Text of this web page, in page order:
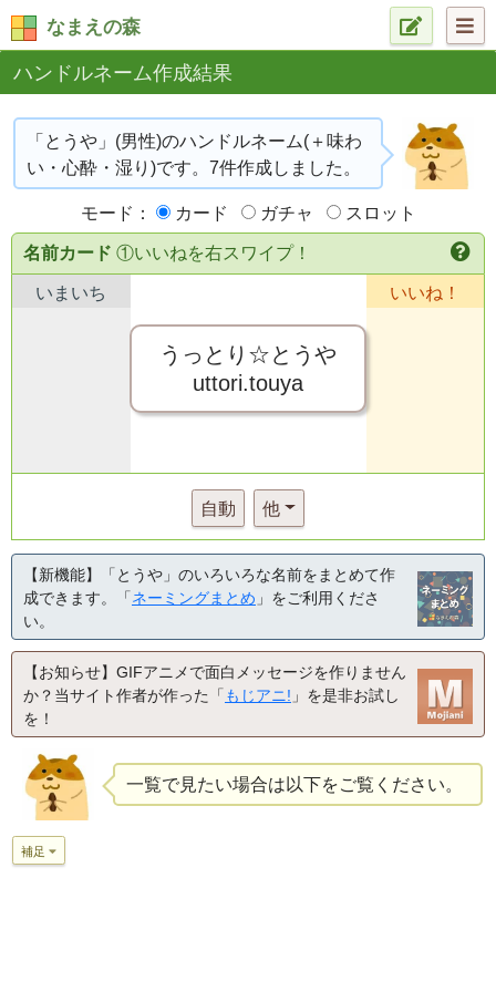
なまえの森
ハンドルネーム作成結果
「とうや」(男性)のハンドルネーム(＋味わ
い・心酔・湿り)です。7件作成しました。
モード： カード ガチャ スロット
名前カード ①いいねを右スワイプ！
いまいち
うっとり☆とうや
uttori.touya
いいね！
自動 他
【新機能】「とうや」のいろいろな名前をまとめて作
成できます。「ネーミングまとめ 」をご利用くださ
い。
【お知らせ】GIFアニメで面白メッセージを作りません
か？当サイト作者が作った「 もじアニ! 」を是非お試し
を！
一覧で見たい場合は以下をご覧ください。
補足